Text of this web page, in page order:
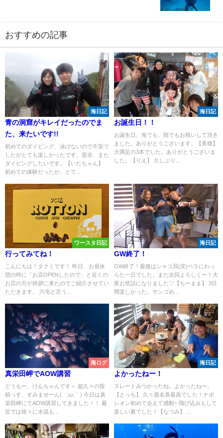
おすすめの記事
海日記
青の洞窟がキレイだったのでま
た、来たいです!!
初めてのダイビング、泳げないので不安で
したがとても楽しかったです。是非、また
ダイビングしたいです。【いたちゃん】
初めての体験だったが、とて...
海日記
お誕生日！！
お誕生日、海でも、陸でもお祝いして頂き
ました。ありがとうございます。【美穂】
大満足の3本でした。ありがとうございま
した。【りえ】 久しぶり...
ワースタ日記
行ってみてね！
こんにちは！タクミです！ 昨日、お昼休
憩の時に「お店OPENしたので」と近くの
お店の方が挨拶に来たのでご紹介させてい
ただきます。 六屯と言う...
海日記
GW終了！
GW終了！最後はシャコ貝(笑)ベラにわっ
らた一日でした。また次回よろしくー！大
変お世話になりました♡【ちーまま】 3日
間楽しかった。サンゴめ...
海ログ
真栄田岬でAOW講習
どうもー、けんちゃんです～ 超久々の投
稿っす、すみませーん(´;ω;｀) 今日は真
栄田岬にてAOW講習してきました！！ 最
近では徐々に水温も...
海日記
よかったねー！
スレートみつかったね。よかったねー。
【とっち】 久々渡名喜最高でした！ナポ
レオン初めて会えて感動✨飛び込みもして
楽しい夏でした！【なつみ】 ...